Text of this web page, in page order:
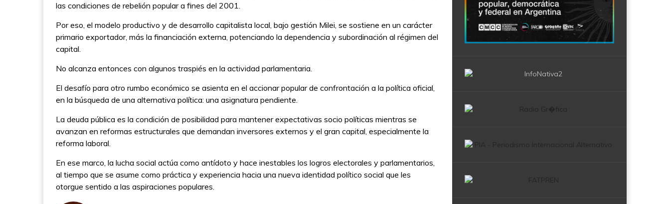
las condiciones de rebelión popular a fines del 2001.
Por eso, el modelo productivo y de desarrollo capitalista local, bajo gestión Milei, se sostiene en un carácter
primario exportador, más la financiación externa, potenciando la dependencia y subordinación al régimen del
capital.
No alcanza entonces con algunos traspiés en la actividad parlamentaria.
El desafío para otro rumbo económico se asienta en el accionar popular de confrontación a la política oficial,
en la búsqueda de una alternativa política: una asignatura pendiente.
La deuda pública es la condición de posibilidad para mantener expectativas socio políticas mientras se
avanzan en reformas estructurales que demandan inversores externos y el gran capital, especialmente la
reforma laboral.
En ese marco, la lucha social actúa como antídoto y hace inestables los logros electorales y parlamentarios,
al tiempo que se asume como práctica y experiencia hacia una nueva identidad político social que les
otorgue sentido a las aspiraciones populares.